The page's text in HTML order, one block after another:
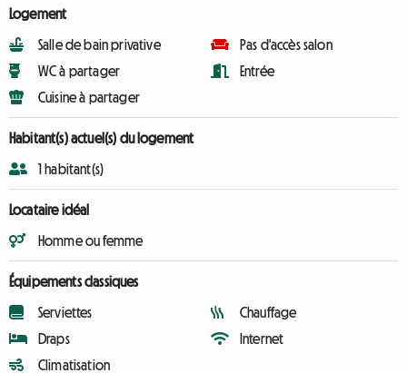
Logement
Salle de bain privative
WC à partager
Cuisine à partager
Pas d'accès salon
Entrée
Habitant(s) actuel(s) du logement
1 habitant(s)
Locataire idéal
Homme ou femme
Équipements classiques
Serviettes
Draps
Climatisation
Chauffage
Internet